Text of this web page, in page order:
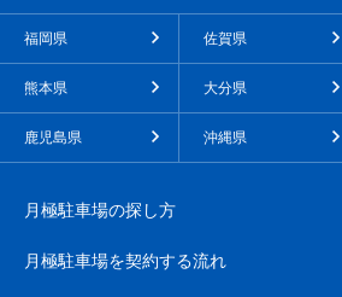
福岡県 佐賀県
熊本県 大分県
鹿児島県 沖縄県
月極駐車場の探し方
月極駐車場を契約する流れ